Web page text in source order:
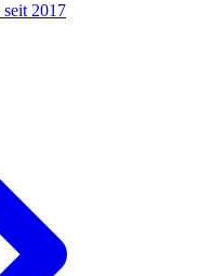
seit 2017